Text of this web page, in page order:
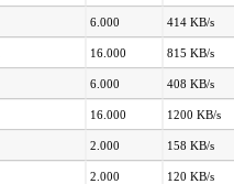
6.000 414 KB/s
16.000 815 KB/s
6.000 408 KB/s
16.000 1200 KB/s
2.000 158 KB/s
2.000 120 KB/s